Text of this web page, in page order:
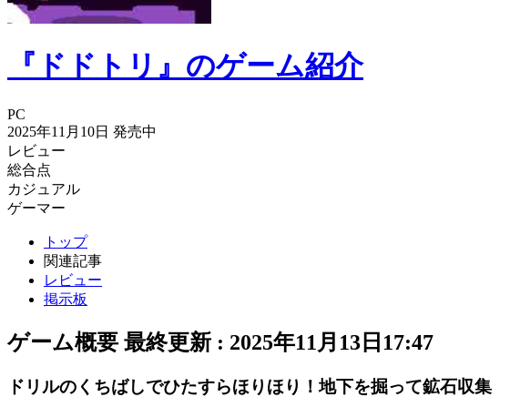
『ドドトリ』のゲーム紹介
PC
2025年11月10日 発売中
レビュー
総合点
カジュアル
ゲーマー
トップ
関連記事
レビュー
掲示板
ゲーム概要 最終更新 : 2025年11月13日17:47
ドリルのくちばしでひたすらほりほり！地下を掘って鉱石収集